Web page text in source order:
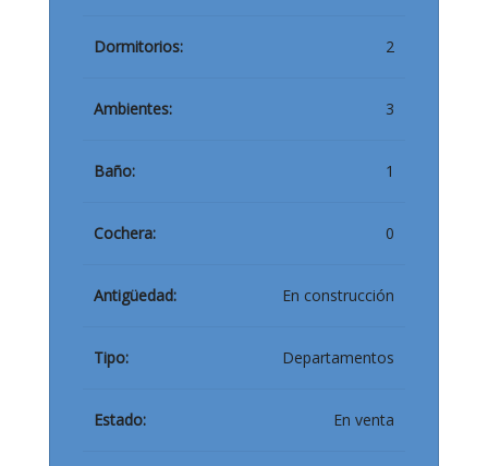
Dormitorios: 2
Ambientes: 3
Baño: 1
Cochera: 0
Antigüedad: En construcción
Tipo: Departamentos
Estado: En venta